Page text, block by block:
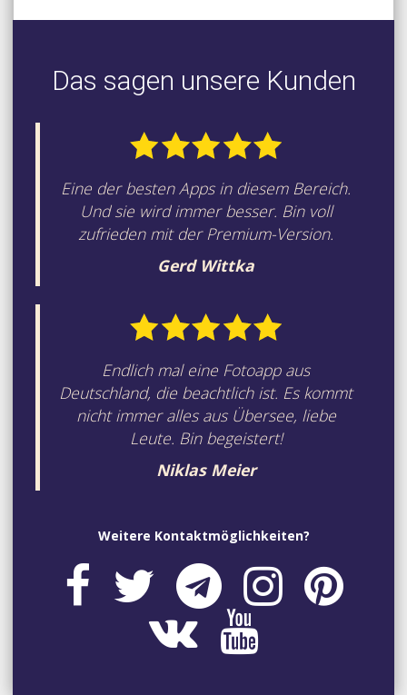
Das sagen unsere Kunden
Eine der besten Apps in diesem Bereich.
Und sie wird immer besser. Bin voll
zufrieden mit der Premium-Version.
Gerd Wittka
Endlich mal eine Fotoapp aus
Deutschland, die beachtlich ist. Es kommt
nicht immer alles aus Übersee, liebe
Leute. Bin begeistert!
Niklas Meier
Weitere Kontaktmöglichkeiten?